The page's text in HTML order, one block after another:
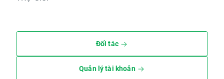
Đối tác
Quản lý tài khoản